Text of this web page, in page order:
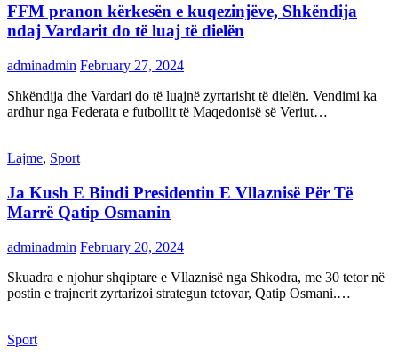
FFM pranon kërkesën e kuqezinjëve, Shkëndija
ndaj Vardarit do të luaj të dielën
adminadmin February 27, 2024
Shkëndija dhe Vardari do të luajnë zyrtarisht të dielën. Vendimi ka
ardhur nga Federata e futbollit të Maqedonisë së Veriut…
Lajme, Sport
Ja Kush E Bindi Presidentin E Vllaznisë Për Të
Marrë Qatip Osmanin
adminadmin February 20, 2024
Skuadra e njohur shqiptare e Vllaznisë nga Shkodra, me 30 tetor në
postin e trajnerit zyrtarizoi strategun tetovar, Qatip Osmani.…
Sport